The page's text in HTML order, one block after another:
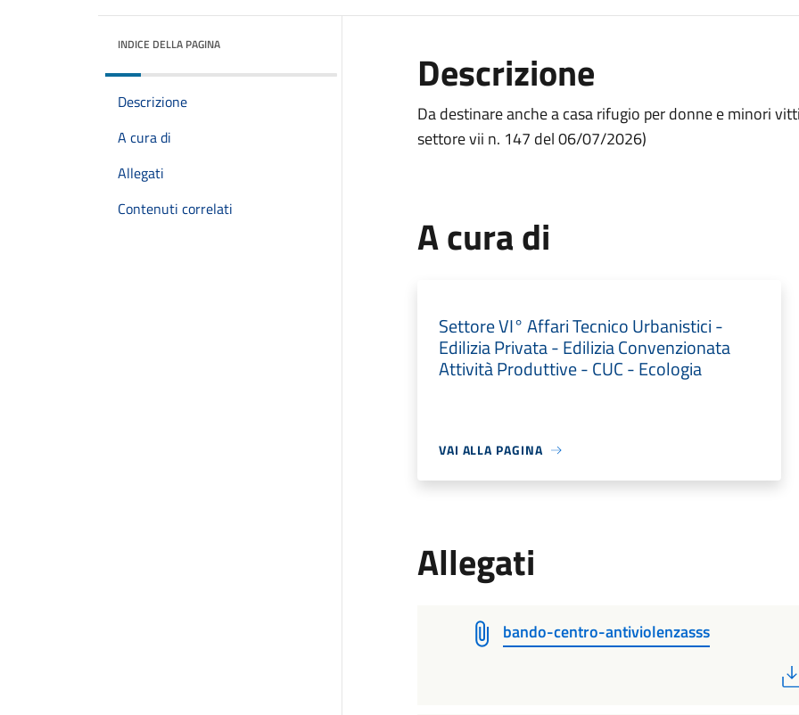
INDICE DELLA PAGINA
Descrizione
A cura di
Allegati
Contenuti correlati
Descrizione
Da destinare anche a casa rifugio per donne e minori
settore vii n. 147 del 06/07/2026)
A cura di
Settore VI° Affari Tecnico Urbanistici -
Edilizia Privata - Edilizia Convenzionata
Attività Produttive - CUC - Ecologia
VAI ALLA PAGINA
Allegati
bando-centro-antiviolenzasss